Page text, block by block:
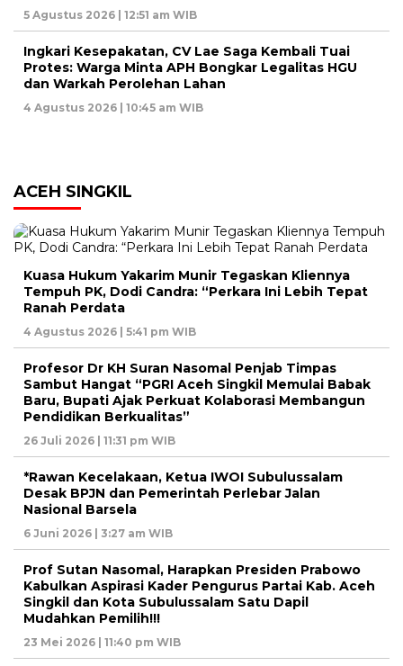
5 Agustus 2026 | 12:51 am WIB
Ingkari Kesepakatan, CV Lae Saga Kembali Tuai
Protes: Warga Minta APH Bongkar Legalitas HGU
dan Warkah Perolehan Lahan
4 Agustus 2026 | 10:45 am WIB
ACEH SINGKIL
Kuasa Hukum Yakarim Munir Tegaskan Kliennya
Tempuh PK, Dodi Candra: “Perkara Ini Lebih Tepat
Ranah Perdata
4 Agustus 2026 | 5:41 pm WIB
Profesor Dr KH Suran Nasomal Penjab Timpas
Sambut Hangat “PGRI Aceh Singkil Memulai Babak
Baru, Bupati Ajak Perkuat Kolaborasi Membangun
Pendidikan Berkualitas”
26 Juli 2026 | 11:31 pm WIB
*Rawan Kecelakaan, Ketua IWOI Subulussalam
Desak BPJN dan Pemerintah Perlebar Jalan
Nasional Barsela
6 Juni 2026 | 3:27 am WIB
Prof Sutan Nasomal, Harapkan Presiden Prabowo
Kabulkan Aspirasi Kader Pengurus Partai Kab. Aceh
Singkil dan Kota Subulussalam Satu Dapil
Mudahkan Pemilih!!!
23 Mei 2026 | 11:40 pm WIB